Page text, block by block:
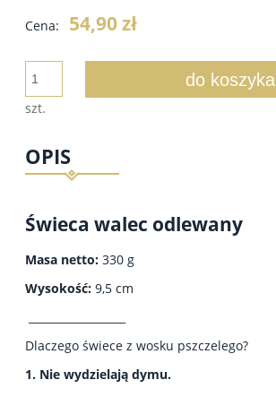
Cena: 54,90 zł
szt.
do koszyka
OPIS
Świeca walec odlewany
Masa netto: 330 g
Wysokość: 9,5 cm
Dlaczego świece z wosku pszczelego?
1. Nie wydzielają dymu.